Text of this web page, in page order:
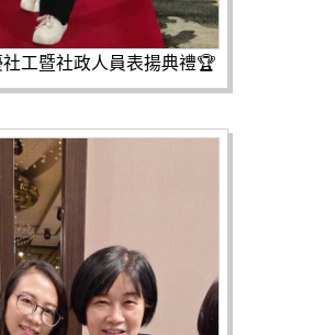
工暨社政人員表揚典禮🏆